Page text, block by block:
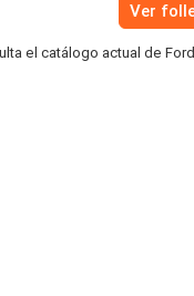
Ver
el catálogo actual de